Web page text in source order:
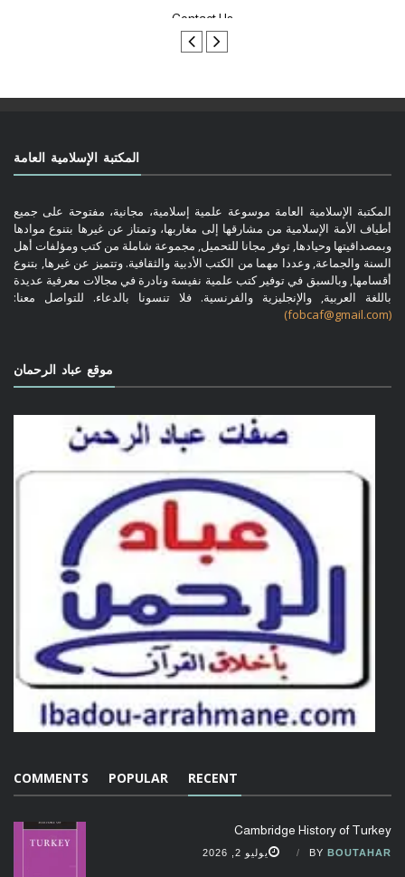
المكتبة الإسلامية العامة
المكتبة الإسلامية العامة موسوعة علمية إسلامية، مجانية، مفتوحة على جميع
أطياف الأمة الإسلامية من مشارقها إلى مغاربها، وتمتاز عن غيرها بتنوع موادها
وبمصداقيتها وحيادها, توفر مجانا للتحميل, مجموعة شاملة من كتب ومؤلفات أهل
السنة والجماعة, وعددا مهما من الكتب الأدبية والثقافية. وتتميز عن غيرها, بتنوع
أقسامها, وبالسبق في توفير كتب علمية نفيسة ونادرة في مجالات معرفية عديدة
باللغة العربية, والإنجليزية والفرنسية. فلا تنسونا بالدعاء. للتواصل معنا:
(fobcaf@gmail.com)
موقع عباد الرحمان
RECENT
POPULAR
COMMENTS
Cambridge History of Turkey
BY BOUTAHAR يوليو 2, 2026